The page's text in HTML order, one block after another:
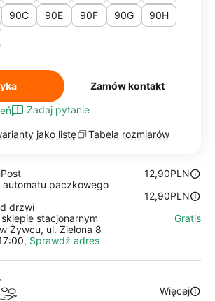
90C 90E 90F 90G
90H
Zamów kontakt
Zadaj pytanie
jako listę Tabela rozmiarów
paczkowego
12,90PLN
drzwi
12,90PLN
stacjonarnym
Żywcu, ul. Zielona 8
Sprawdź adres
Gratis
Więcej